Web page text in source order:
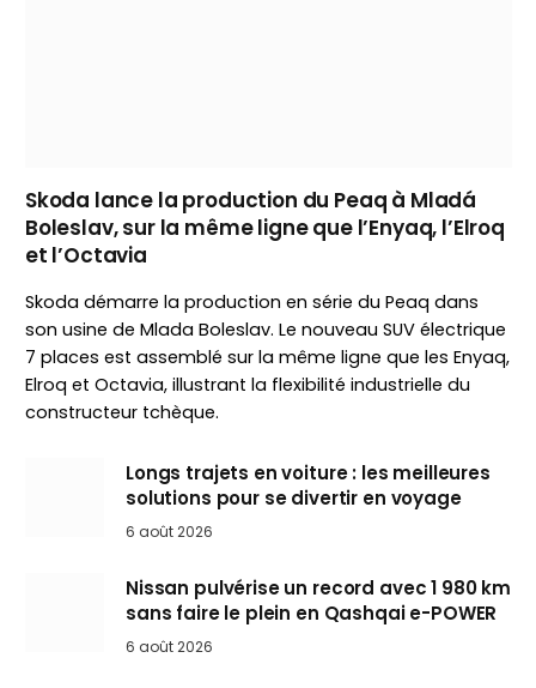
Skoda lance la production du Peaq à Mladá
Boleslav, sur la même ligne que l’Enyaq, l’Elroq
et l’Octavia
Skoda démarre la production en série du Peaq dans
son usine de Mlada Boleslav. Le nouveau SUV électrique
7 places est assemblé sur la même ligne que les Enyaq,
Elroq et Octavia, illustrant la flexibilité industrielle du
constructeur tchèque.
Longs trajets en voiture : les meilleures
solutions pour se divertir en voyage
6 août 2026
Nissan pulvérise un record avec 1 980 km
sans faire le plein en Qashqai e-POWER
6 août 2026